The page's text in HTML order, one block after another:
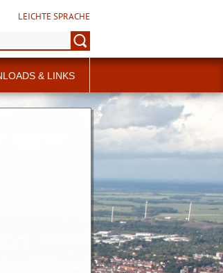
LEICHTE SPRACHE
& LINKS